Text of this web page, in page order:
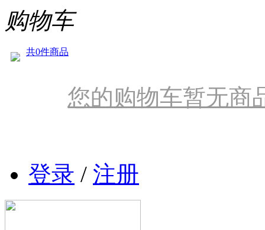
购物车
共0件商品
您的购物车暂无商
登录 / 注册